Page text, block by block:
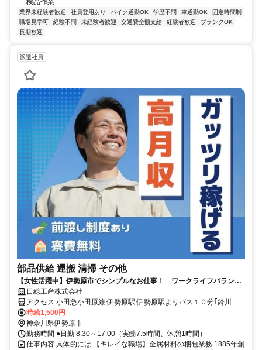
検品作業...
業界未経験者歓迎 社員登用あり バイク通勤OK 学歴不問 車通勤OK
固定時間制
職場見学可
経験不問 未経験者歓迎 交通費全額支給 経験者歓迎
ブランクOK
長期歓迎
派遣社員
部品供給 運搬 清掃 その他
【女性活躍中】伊勢原市でシンプルなお仕事！ ワークライフバランス
抜群◎日総工産株式会社
アクセス 小田急小田原線 伊勢原駅 伊勢原駅よりバス１０分｢鈴川会
館前｣下車。
時給1,500円
神奈川県伊勢原市
勤務時間 ●日勤 8:30～17:00（実働7.5時間、休憩1時間）
仕事内容 具体的には 【キレイな職場】金属材料の梱包業務 1885年創